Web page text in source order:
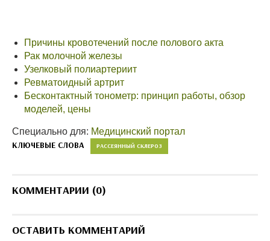
Причины кровотечений после полового акта
Рак молочной железы
Узелковый полиартериит
Ревматоидный артрит
Бесконтактный тонометр: принцип работы, обзор
моделей, цены
Специально для: Медицинский портал
КЛЮЧЕВЫЕ СЛОВА РАССЕЯННЫЙ СКЛЕРОЗ
КОММЕНТАРИИ (0)
ОСТАВИТЬ КОММЕНТАРИЙ